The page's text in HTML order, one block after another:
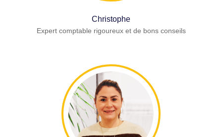
Christophe
Expert comptable rigoureux et de bons conseils